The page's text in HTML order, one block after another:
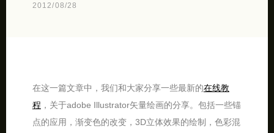
2012/08/28
在这一篇文章中，我们和大家分享一些最新的在线教
程 ，关于adobe Illustrator矢量绘画的分享。包括一些锚
点的应用，渐变色的改变，3D立体效果的绘制，色彩混